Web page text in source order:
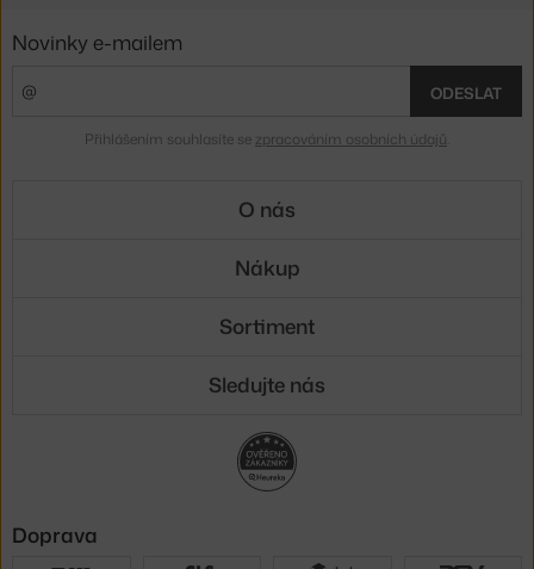
Novinky e-mailem
ODESLAT
Přihlášením souhlasíte se zpracováním osobních údajů
O nás
Nákup
Sortiment
Sledujte nás
Doprava